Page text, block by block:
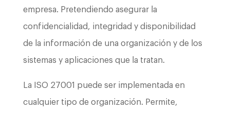
empresa. Pretendiendo asegurar la
confidencialidad, integridad y disponibilidad
de la información de una organización y de los
sistemas y aplicaciones que la tratan.
La ISO 27001 puede ser implementada en
cualquier tipo de organización. Permite,